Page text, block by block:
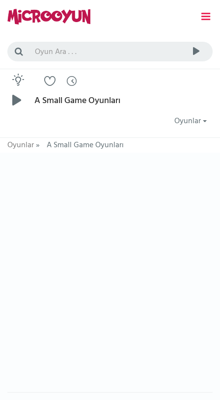
A Small Game Oyunları
Oyunlar
Oyunlar» A Small Game Oyunları